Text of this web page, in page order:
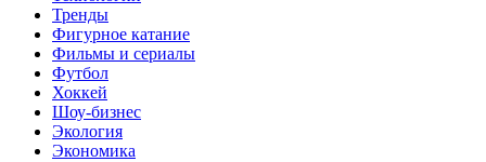
Тренды
Фигурное катание
Фильмы и сериалы
Футбол
Хоккей
Шоу-бизнес
Экология
Экономика